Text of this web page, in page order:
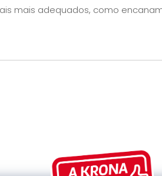
mais adequados, como